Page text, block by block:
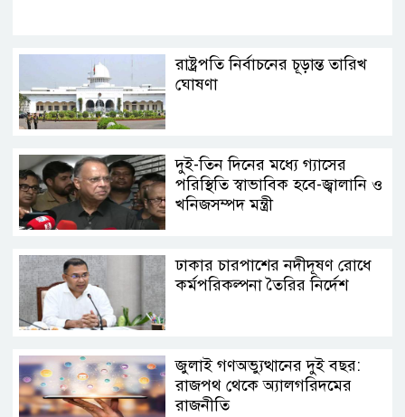
রাষ্ট্রপতি নির্বাচনের চূড়ান্ত তারিখ
ঘোষণা
দুই-তিন দিনের মধ্যে গ্যাসের
পরিস্থিতি স্বাভাবিক হবে-জ্বালানি ও
খনিজসম্পদ মন্ত্রী
ঢাকার চারপাশের নদীদূষণ রোধে
কর্মপরিকল্পনা তৈরির নির্দেশ
জুলাই গণঅভ্যুত্থানের দুই বছর:
রাজপথ থেকে অ্যালগরিদমের
রাজনীতি